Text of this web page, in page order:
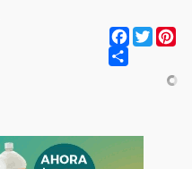
Facebook
Twitter